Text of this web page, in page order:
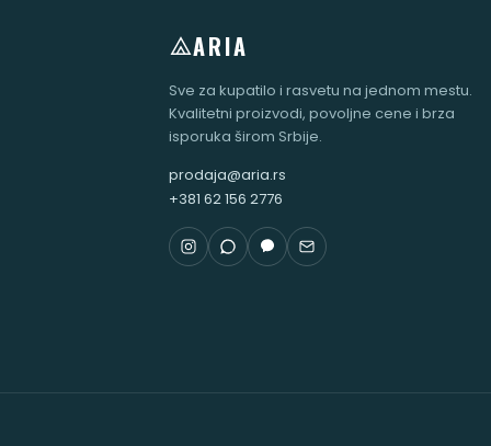
ARIA
Sve za kupatilo i rasvetu na jednom mestu.
Kvalitetni proizvodi, povoljne cene i brza
isporuka širom Srbije.
prodaja@aria.rs
+381 62 156 2776